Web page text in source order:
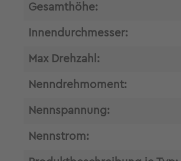
Gesamthöhe:
Innendurchmesser:
Max Drehzahl:
Nenndrehmoment:
Nennspannung:
Nennstrom: